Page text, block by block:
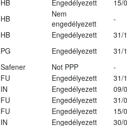
HB Engedélyezett
15/
HB
Nem
engedélyezett
-
HB Engedélyezett
31/
PG Engedélyezett
31/
Safener Not PPP
-
FU Engedélyezett
31/
IN Engedélyezett
09/
FU Engedélyezett
31/
FU Engedélyezett
15/
IN Engedélyezett
30/